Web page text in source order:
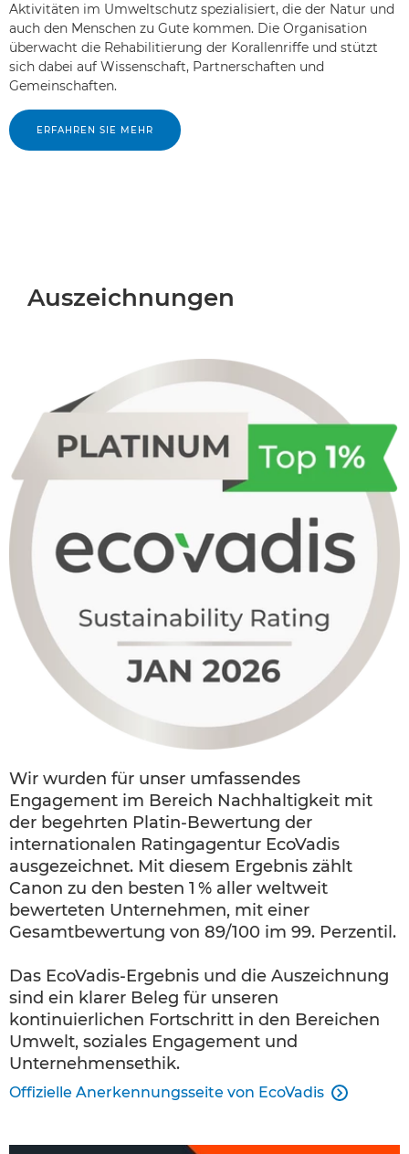
Aktivitäten im Umweltschutz spezialisiert, die der Natur und
auch den Menschen zu Gute kommen. Die Organisation
überwacht die Rehabilitierung der Korallenriffe und stützt
sich dabei auf Wissenschaft, Partnerschaften und
Gemeinschaften.
ERFAHREN SIE MEHR
Auszeichnungen
Wir wurden für unser umfassendes
Engagement im Bereich Nachhaltigkeit mit
der begehrten Platin-Bewertung der
internationalen Ratingagentur EcoVadis
ausgezeichnet. Mit diesem Ergebnis zählt
Canon zu den besten 1 % aller weltweit
bewerteten Unternehmen, mit einer
Gesamtbewertung von 89/100 im 99. Perzentil.
Das EcoVadis-Ergebnis und die Auszeichnung
sind ein klarer Beleg für unseren
kontinuierlichen Fortschritt in den Bereichen
Umwelt, soziales Engagement und
Unternehmensethik.
Offizielle Anerkennungsseite von EcoVadis 